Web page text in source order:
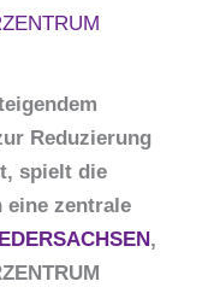
Reduzierung
spielt die
eine zentrale
,